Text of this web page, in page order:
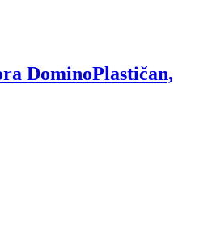
DominoPlastičan,